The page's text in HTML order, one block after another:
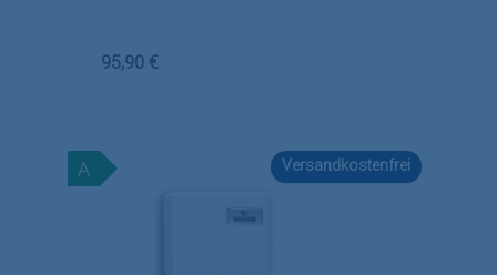
Regulärer Preis:
95,90 €
Versandkostenfrei
A